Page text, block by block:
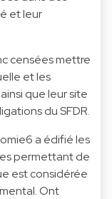
et leur
censées mettre
et les
que leur site
du SFDR.
a édifié les
permettant de
est considérée
Ont